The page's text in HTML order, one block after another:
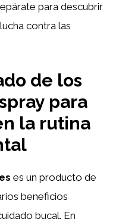
para descubrir
contra las
de los
para
la rutina
es un producto de
beneficios
bucal. En